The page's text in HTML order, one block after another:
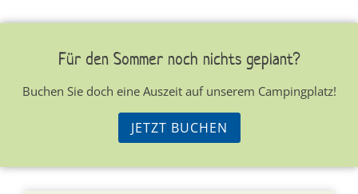
Für den Sommer noch nichts geplant?
Buchen Sie doch eine Auszeit auf unserem Campingplatz!
JETZT BUCHEN